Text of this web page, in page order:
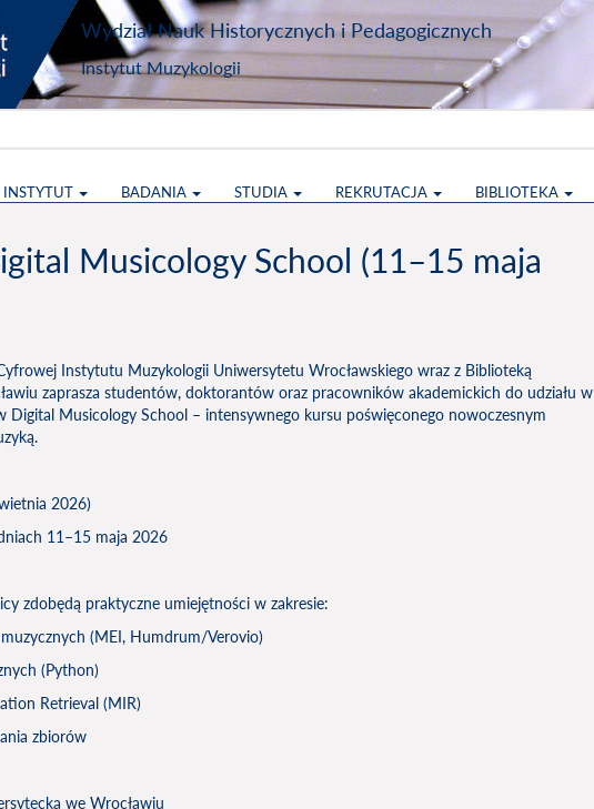
Wydział Nauk Historycznych i Pedagogicznych
Instytut Muzykologii
INSTYTUT BADANIA STUDIA REKRUTACJA BIBLIOTEKA
Musicology School (11–15 maja
Instytutu Muzykologii Uniwersytetu Wrocławskiego wraz z Biblioteką
zaprasza studentów, doktorantów oraz pracowników akademickich do udziału w
Digital Musicology School – intensywnego kursu poświęconego nowoczesnym
2026)
11–15 maja 2026
zdobędą praktyczne umiejętności w zakresie:
(MEI, Humdrum/Verovio)
(Python)
Retrieval (MIR)
zbiorów
we Wrocławiu